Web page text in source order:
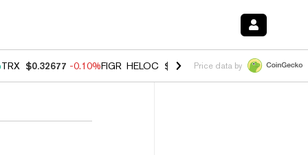
TRX $0.32677 -0.10%FIGR_HELOC $1.02 2.90%HYPE $56.13
Price data by